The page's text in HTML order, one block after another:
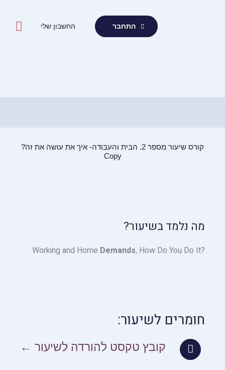
התחבר
החשבון שלי
קורס שיעור מספר 2. הבית והעבודה- איך את עושה את זה?
Copy
מה נלמד בשיעור?
?Working and Home
Demands, How Do You Do It
חומרים לשיעור:
קובץ טקסט להורדה לשיעור ←